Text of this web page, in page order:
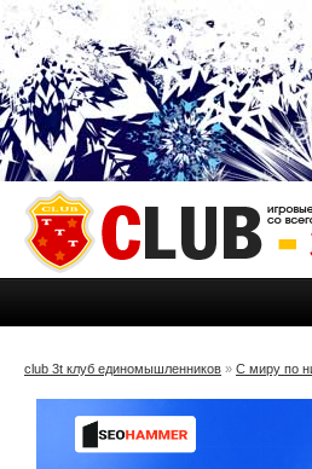
club 3t клуб единомышленников » С миру по